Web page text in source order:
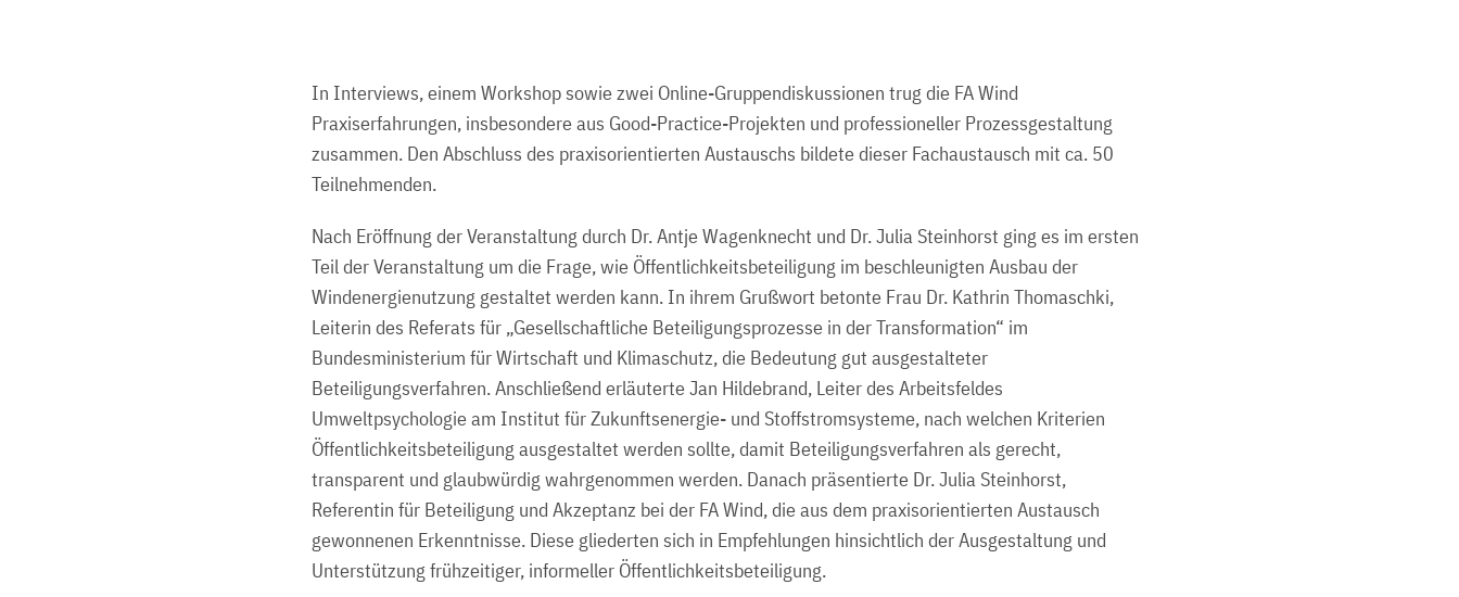
In Interviews, einem Workshop sowie zwei Online-Gruppendiskussionen trug die FA Wind
Praxiserfahrungen, insbesondere aus Good-Practice-Projekten und professioneller Prozessgestaltung
zusammen. Den Abschluss des praxisorientierten Austauschs bildete dieser Fachaustausch mit ca. 50
Teilnehmenden.
Nach Eröffnung der Veranstaltung durch Dr. Antje Wagenknecht und Dr. Julia Steinhorst ging es im ersten
Teil der Veranstaltung um die Frage, wie Öffentlichkeitsbeteiligung im beschleunigten Ausbau der
Windenergienutzung gestaltet werden kann. In ihrem Grußwort betonte Frau Dr. Kathrin Thomaschki,
Leiterin des Referats für „Gesellschaftliche Beteiligungsprozesse in der Transformation“ im
Bundesministerium für Wirtschaft und Klimaschutz, die Bedeutung gut ausgestalteter
Beteiligungsverfahren. Anschließend erläuterte Jan Hildebrand, Leiter des Arbeitsfeldes
Umweltpsychologie am Institut für Zukunftsenergie- und Stoffstromsysteme, nach welchen Kriterien
Öffentlichkeitsbeteiligung ausgestaltet werden sollte, damit Beteiligungsverfahren als gerecht,
transparent und glaubwürdig wahrgenommen werden. Danach präsentierte Dr. Julia Steinhorst,
Referentin für Beteiligung und Akzeptanz bei der FA Wind, die aus dem praxisorientierten Austausch
gewonnenen Erkenntnisse. Diese gliederten sich in Empfehlungen hinsichtlich der Ausgestaltung und
Unterstützung frühzeitiger, informeller Öffentlichkeitsbeteiligung.